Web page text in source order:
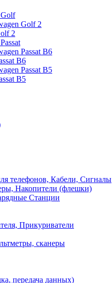
Golf
Golf 2
2
Passat B6
B6
Passat B5
B5
телефонов, Кабели, Сигналы
Накопители (флешки)
Станции
Прикуриватели
сканеры
передача данных)